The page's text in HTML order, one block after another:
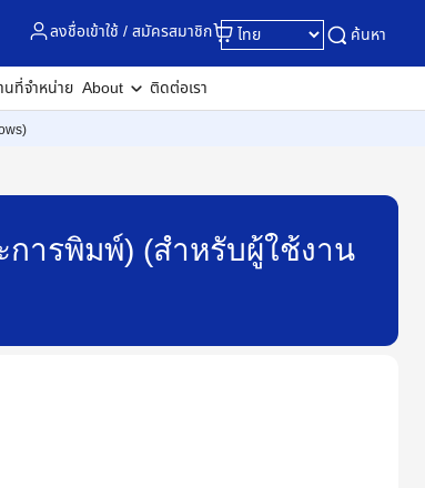
ลงชื่อเข้าใช้ / สมัครสมาชิก ค้นหา
นที่จำหน่าย About ติดต่อเรา
ารพิมพ์) (สำหรับผู้ใช้งาน